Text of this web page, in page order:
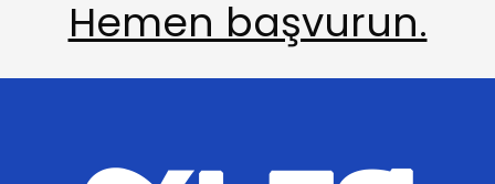
Hemen başvurun.